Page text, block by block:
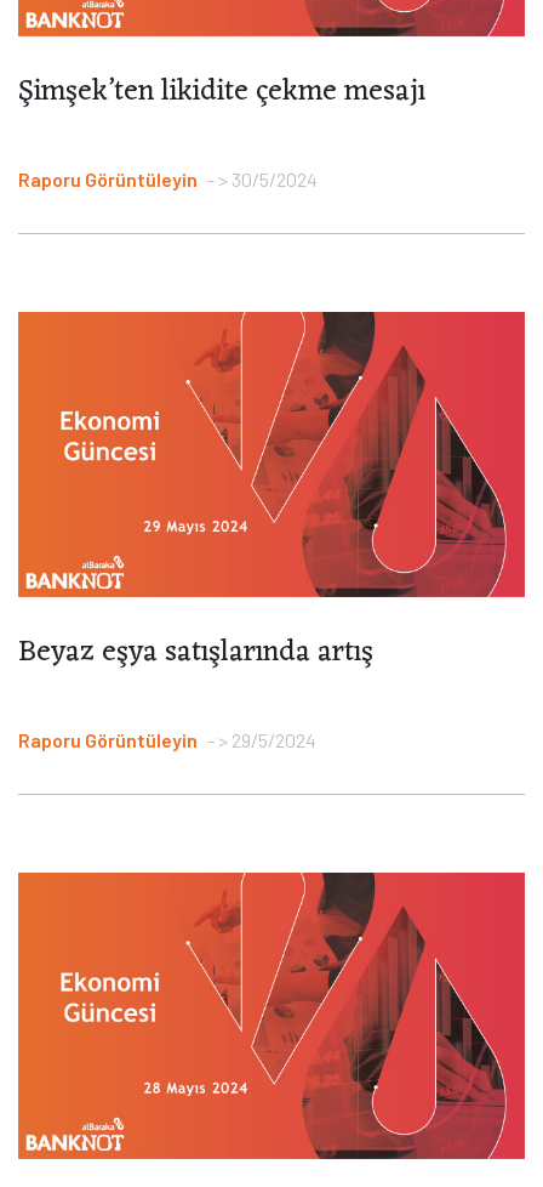
Şimşek’ten likidite çekme mesajı
Raporu Görüntüleyin > 30/5/2024
Beyaz eşya satışlarında artış
Raporu Görüntüleyin > 29/5/2024